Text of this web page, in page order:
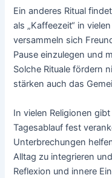
Ein anderes Ritual
als „Kaffeezeit“ in
versammeln sich
Pause einzulegen und
Solche Rituale fördern
stärken auch das
In vielen Religionen
Tagesablauf fest
Unterbrechungen
Alltag zu integrieren
Reflexion und innere